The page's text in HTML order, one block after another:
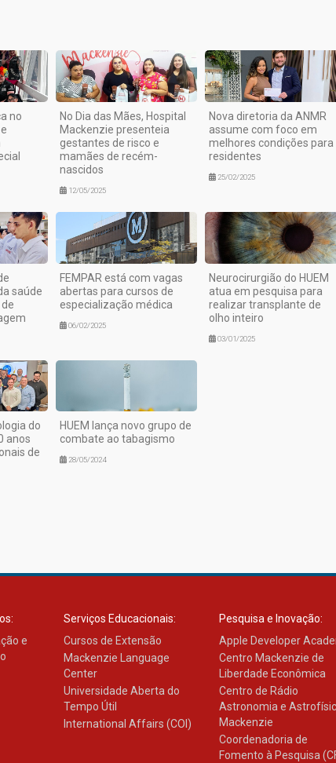
no
No Dia das Mães, Hospital
Mackenzie presenteia
gestantes de risco e
mamães de recém-
nascidos
12/05/2025
Nova diretoria da ANMR
assume com foco em
melhores condições para
residentes
25/02/2025
saúde
FEMPAR está com vagas
abertas para cursos de
especialização médica
06/02/2025
Neurocirurgião do HUEM
atua em pesquisa para
realizar transplante de
olho inteiro
03/01/2025
do
anos
de
HUEM lança novo grupo de
combate ao tabagismo
28/05/2024
e
Serviços Educacionais:
Cursos de Extensão
Mackenzie Language
Center
Universidade Aberta do
Tempo Útil
International Affairs (COI)
Pesquisa e Inovação:
Apple Developer
Centro Mackenzie de
Liberdade Econômica
Centro de Rádio
Astronomia e
Mackenzie
Coordenadoria de
Fomento à Pesquisa